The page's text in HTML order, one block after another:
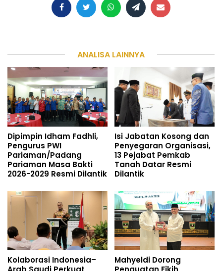
ANALISA LAINNYA
Dipimpin Idham Fadhli,
Pengurus PWI
Pariaman/Padang
Pariaman Masa Bakti
2026-2029 Resmi Dilantik
Isi Jabatan Kosong dan
Penyegaran Organisasi,
13 Pejabat Pemkab
Tanah Datar Resmi
Dilantik
Kolaborasi Indonesia–
Mahyeldi Dorong